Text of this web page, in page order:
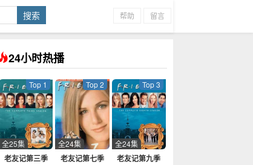
帮助 留言
24小时热播
老友记第三季
Top 1
全25集
老友记第七季
Top 2
全24集
老友记第九季
Top 3
全24集